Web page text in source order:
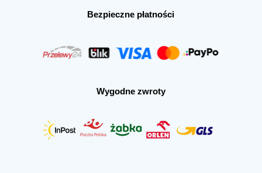
Bezpieczne płatności
Wygodne zwroty